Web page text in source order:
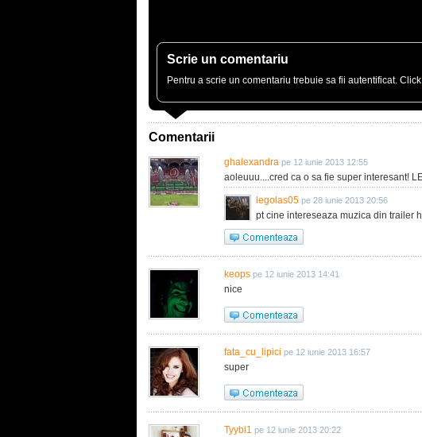
Scrie un comentariu
Pentru a scrie un comentariu trebuie sa fii autentificat. Click
Comentarii
ghalexandra pe 12 iunie 2013 12:55
aoleuuu....cred ca o sa fie super interesant!
legolas05 pe 28 iunie 2013 20:56
pt cine intereseaza muzica din trailer
keops pe 12 iunie 2013 14:41
nice
fata_cu_lipici pe 12 iunie 2013 16:57
super
Tyybi1 pe 12 iunie 2013 20:22